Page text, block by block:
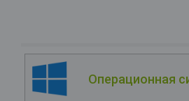
Операционная